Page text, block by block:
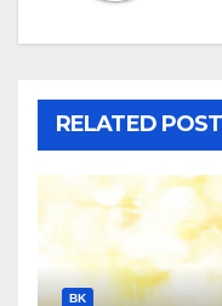
RELATED POST
BK